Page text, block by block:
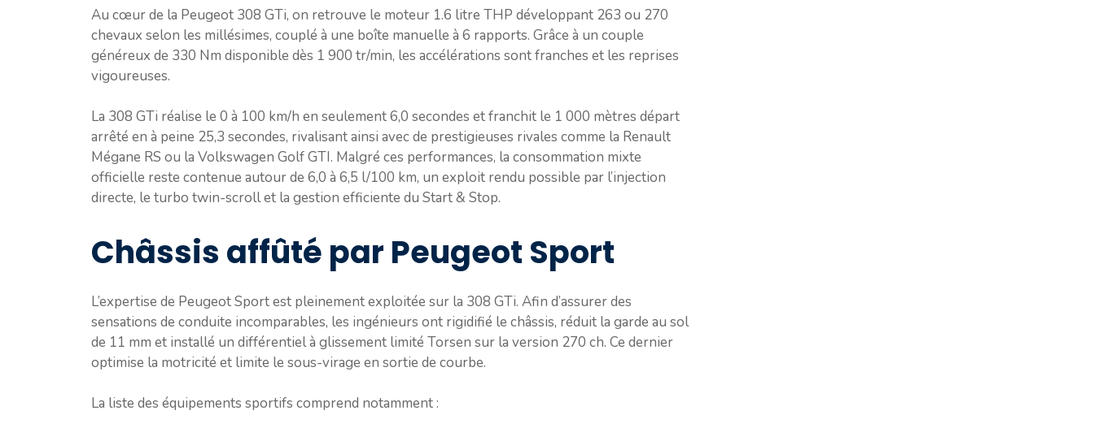
Au cœur de la Peugeot 308 GTi, on retrouve le moteur 1.6 litre THP développant 263 ou 270
chevaux selon les millésimes, couplé à une boîte manuelle à 6 rapports. Grâce à un couple
généreux de 330 Nm disponible dès 1 900 tr/min, les accélérations sont franches et les reprises
vigoureuses.
La 308 GTi réalise le 0 à 100 km/h en seulement 6,0 secondes et franchit le 1 000 mètres départ
arrêté en à peine 25,3 secondes, rivalisant ainsi avec de prestigieuses rivales comme la Renault
Mégane RS ou la Volkswagen Golf GTI. Malgré ces performances, la consommation mixte
officielle reste contenue autour de 6,0 à 6,5 l/100 km, un exploit rendu possible par l’injection
directe, le turbo twin-scroll et la gestion efficiente du Start & Stop.
Châssis affûté par Peugeot Sport
L’expertise de Peugeot Sport est pleinement exploitée sur la 308 GTi. Afin d’assurer des
sensations de conduite incomparables, les ingénieurs ont rigidifié le châssis, réduit la garde au sol
de 11 mm et installé un différentiel à glissement limité Torsen sur la version 270 ch. Ce dernier
optimise la motricité et limite le sous-virage en sortie de courbe.
La liste des équipements sportifs comprend notamment :